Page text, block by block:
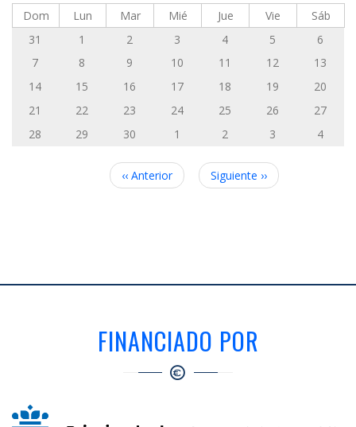
Dom Lun Mar Mié Jue Vie
Sáb
31
1 2 3 4 5
6
7
8 9 10 11 12
13
14
15 16 17 18 19
20
21
22 23 24 25 26
27
28
29 30 1 2 3 4
‹‹ Anterior Siguiente ››
FINANCIADO POR